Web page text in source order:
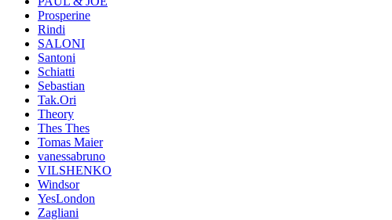
Prosperine
Rindi
SALONI
Santoni
Schiatti
Sebastian
Tak.Ori
Theory
Thes Thes
Tomas Maier
vanessabruno
VILSHENKO
Windsor
YesLondon
Zagliani